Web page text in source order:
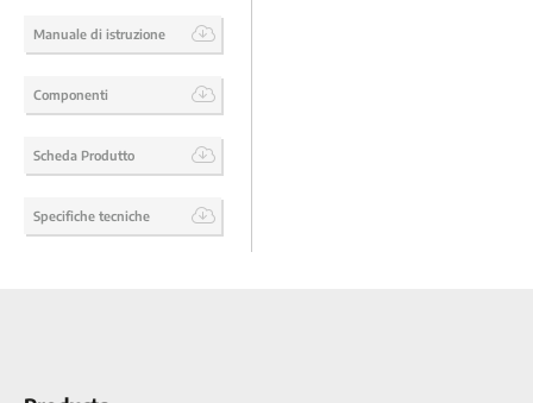
Manuale di istruzione
Componenti
Scheda Produtto
Specifiche tecniche